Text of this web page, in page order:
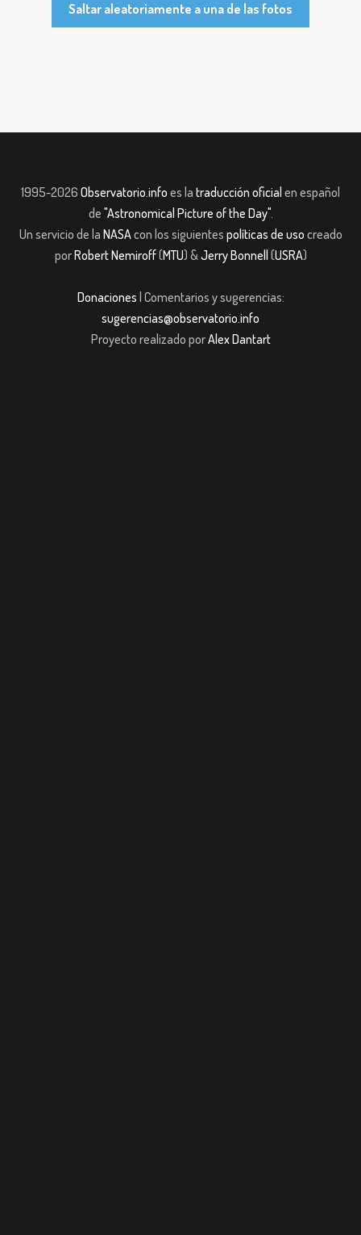
Saltar aleatoriamente a una de las fotos
1995-2026 Observatorio.info es la traducción oficial en español
de "Astronomical Picture of the Day".
Un servicio de la NASAcon los siguientes políticas de uso creado
porRobert Nemiroff(MTU) &Jerry Bonnell (USRA)
Donaciones | Comentarios y sugerencias:
sugerencias@observatorio.info
Proyecto realizado porAlex Dantart